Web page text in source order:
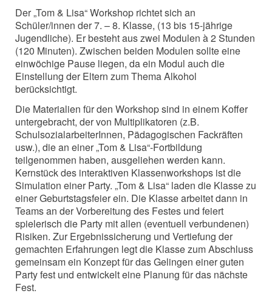
Der „Tom & Lisa“ Workshop richtet sich an
Schüler/innen der 7. – 8. Klasse, (13 bis 15-jährige
Jugendliche). Er besteht aus zwei Modulen à 2 Stunden
(120 Minuten). Zwischen beiden Modulen sollte eine
einwöchige Pause liegen, da ein Modul auch die
Einstellung der Eltern zum Thema Alkohol
berücksichtigt.
Die Materialien für den Workshop sind in einem Koffer
untergebracht, der von Multiplikatoren (z.B.
SchulsozialarbeiterInnen, Pädagogischen Fackräften
usw.), die an einer „Tom & Lisa“-Fortbildung
teilgenommen haben, ausgeliehen werden kann.
Kernstück des interaktiven Klassenworkshops ist die
Simulation einer Party. „Tom & Lisa“ laden die Klasse zu
einer Geburtstagsfeier ein. Die Klasse arbeitet dann in
Teams an der Vorbereitung des Festes und feiert
spielerisch die Party mit allen (eventuell verbundenen)
Risiken. Zur Ergebnissicherung und Vertiefung der
gemachten Erfahrungen legt die Klasse zum Abschluss
gemeinsam ein Konzept für das Gelingen einer guten
Party fest und entwickelt eine Planung für das nächste
Fest.